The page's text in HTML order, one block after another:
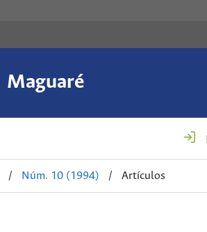
Maguaré
/ Núm. 10 (1994) / Artículos